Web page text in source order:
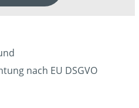
nach EU DSGVO